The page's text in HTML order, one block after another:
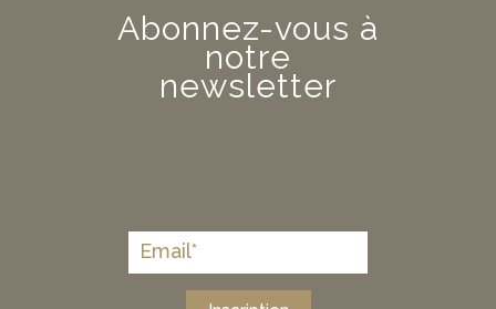
Abonnez-vous à
notre
newsletter